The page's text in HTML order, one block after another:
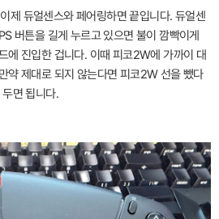
제 듀얼센스와 페어링하면 끝입니다. 듀얼센
버튼을 길게 누르고 있으면 불이 깜빡이게
에 진입한 겁니다. 이때 피코2W에 가까이 대
약 제대로 되지 않는다면 피코2W 선을 뺐다
면 됩니다.